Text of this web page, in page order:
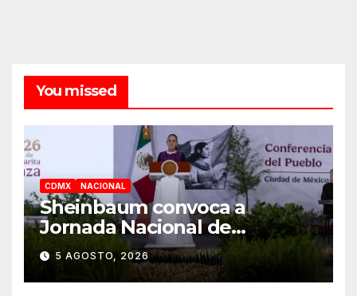
You missed
CDMX NACIONAL
Sheinbaum convoca a
Jornada Nacional de
Reforestación el 9 de agosto
5 AGOSTO, 2026